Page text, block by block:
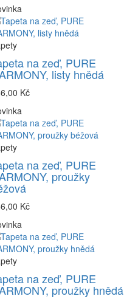
na zeď, PURE
listy hnědá
Kč
na zeď, PURE
proužky
Kč
na zeď, PURE
proužky hnědá